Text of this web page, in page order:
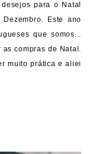
para o Natal
Este ano
que somos...
compras de Natal.
muito prática e aliei